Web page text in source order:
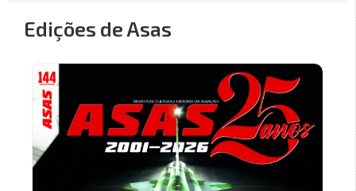
Edições de Asas